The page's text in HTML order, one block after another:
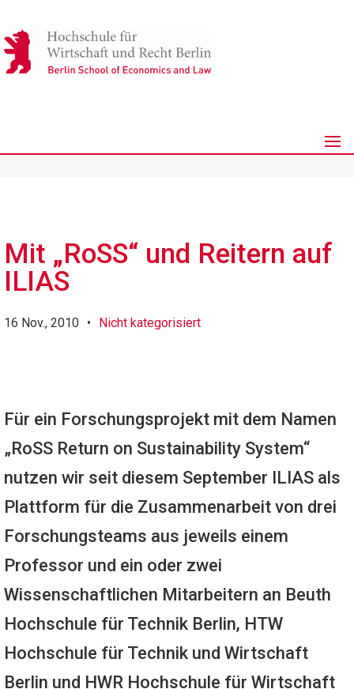
Mit „RoSS“ und Reitern auf
ILIAS
16 Nov., 2010 • Nicht kategorisiert
Für ein Forschungsprojekt mit dem Namen
„RoSS Return on Sustainability System“
nutzen wir seit diesem September ILIAS als
Plattform für die Zusammenarbeit von drei
Forschungsteams aus jeweils einem
Professor und ein oder zwei
Wissenschaftlichen Mitarbeitern an Beuth
Hochschule für Technik Berlin, HTW
Hochschule für Technik und Wirtschaft
Berlin und HWR Hochschule für Wirtschaft